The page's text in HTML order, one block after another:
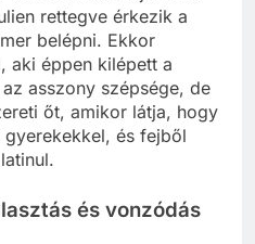
című hatodik fejezettel
rettegve érkezik a
belépni. Ekkor
aki éppen kilépett a
asszony szépsége, de
őt, amikor látja, hogy
és fejből
és vonzódás